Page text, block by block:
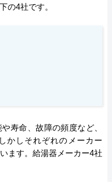
の4社です。
寿命、故障の頻度など、
かしそれぞれのメーカー
ます。給湯器メーカー4社